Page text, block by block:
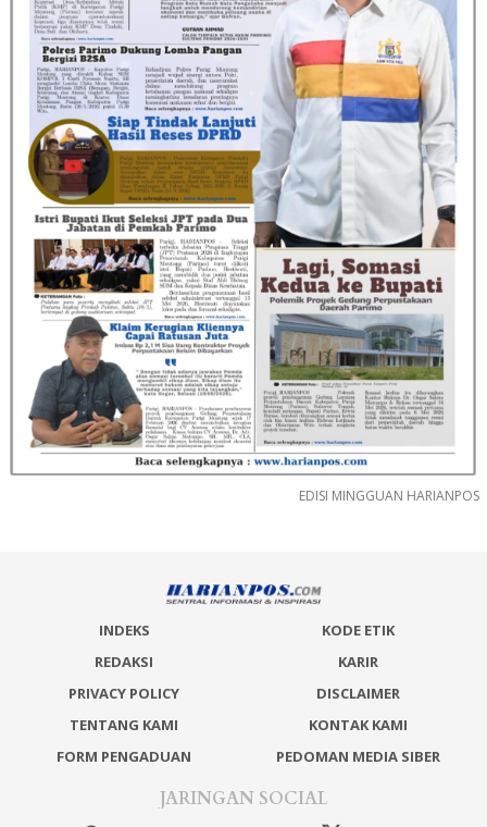
EDISI MINGGUAN HARIANPOS
INDEKS
KODE ETIK
REDAKSI
KARIR
PRIVACY POLICY
DISCLAIMER
TENTANG KAMI
KONTAK KAMI
FORM PENGADUAN
PEDOMAN MEDIA SIBER
JARINGAN SOCIAL